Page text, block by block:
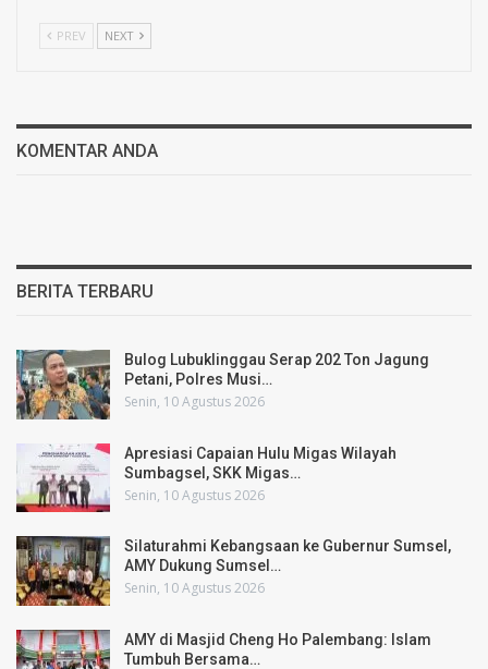
PREV NEXT
KOMENTAR ANDA
BERITA TERBARU
Bulog Lubuklinggau Serap 202 Ton Jagung
Petani, Polres Musi…
Senin, 10 Agustus 2026
Apresiasi Capaian Hulu Migas Wilayah
Sumbagsel, SKK Migas…
Senin, 10 Agustus 2026
Silaturahmi Kebangsaan ke Gubernur Sumsel,
AMY Dukung Sumsel…
Senin, 10 Agustus 2026
AMY di Masjid Cheng Ho Palembang: Islam
Tumbuh Bersama…